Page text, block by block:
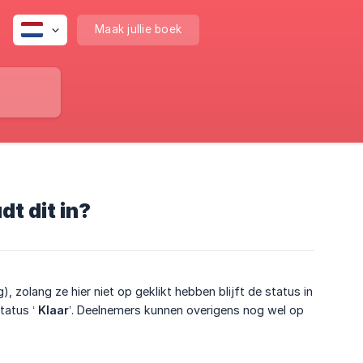
Maak jullie boek
dit in?
zolang ze hier niet op geklikt hebben blijft de status in
‘ Klaar’. Deelnemers kunnen overigens nog wel op